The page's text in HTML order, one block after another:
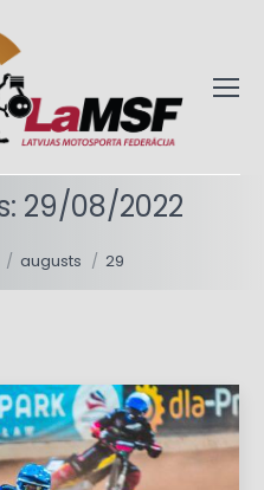
29/08/2022
augusts 29